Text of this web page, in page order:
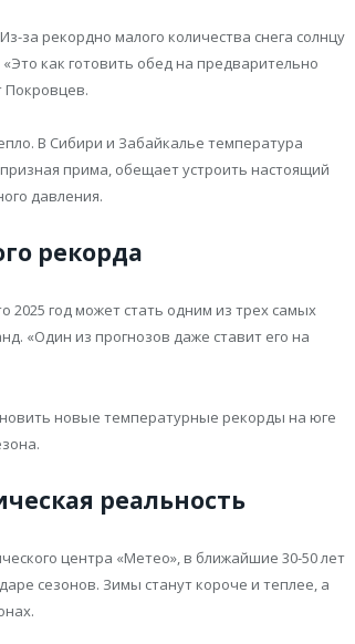
за рекордно малого количества снега солнцу
как готовить обед на предварительно
Покровцев.
В Сибири и Забайкалье температура
прима, обещает устроить настоящий
давления.
рекорда
2025 год может стать одним из трех самых
«Один из прогнозов даже ставит его на
новые температурные рекорды на юге
реальность
центра «Метео», в ближайшие 30-50 лет
сезонов. Зимы станут короче и теплее, а